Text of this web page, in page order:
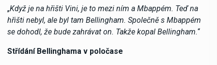
„Když je na hřišti Vini, je to mezi ním a Mbappém. Teď na
hřišti nebyl, ale byl tam Bellingham. Společně s Mbappém
se dohodl, že bude zahrávat on. Takže kopal Bellingham.“
Střídání Bellinghama v poločase